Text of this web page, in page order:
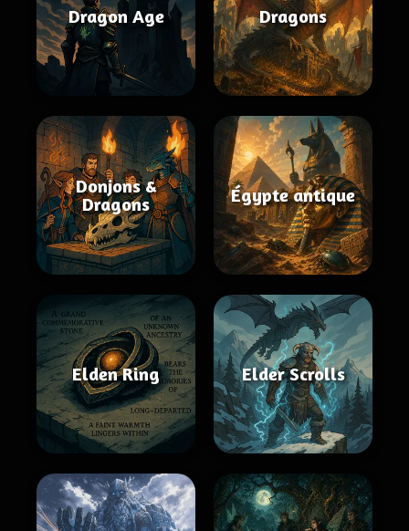
Dragon Age Dragons
Donjons &
Dragons
Égypte antique
Elden Ring Elder Scrolls